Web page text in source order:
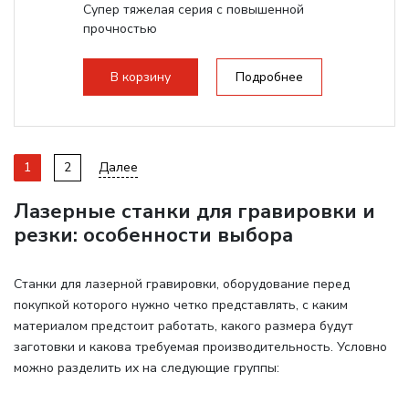
Супер тяжелая серия с повышенной
прочностью
В корзину Подробнее
1 2 Далее
Лазерные станки для гравировки и
резки: особенности выбора
Станки для лазерной гравировки, оборудование перед
покупкой которого нужно четко представлять, с каким
материалом предстоит работать, какого размера будут
заготовки и какова требуемая производительность. Условно
можно разделить их на следующие группы: